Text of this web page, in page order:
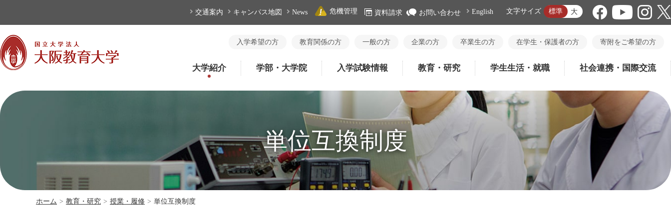
交通案内 キャンパス地図 News 危機管理 資料請求 お問い合わせ English 文字サイズ 標準 大
入学希望の方 教育関係の方 一般の方 企業の方 卒業生の方 在学生・保護者の方 寄附をご希望の方
大学紹介 学部・大学院 入学試験情報 教育・研究 学生生活・就職 社会連携・国際交流
単位互換制度
ホーム > 教育・研究 > 授業・履修 > 単位互換制度